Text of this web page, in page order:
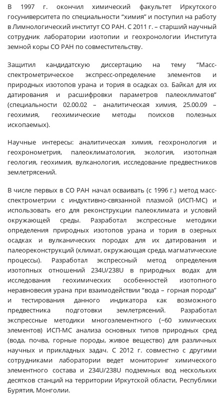
В 1997 г. окончил химический факультет Иркутского
госуниверситета по специальности “химия” и поступил на работу
в Лимнологический институт СО РАН. С 2011 г. – старший научный
сотрудник лаборатории изотопии и геохронологии Института
земной коры СО РАН по совместительству.
Защитил кандидатскую диссертацию на тему “Масс-
спектрометрическое экспресс-опреде­ление элементов и
природных изотопов урана и тория в осадках оз. Байкал для их
датирования и расшифровки параметров палеоклиматов”
(специальности 02.00.02 – аналитическая химия, 25.00.09 –
геохимия, геохимические методы поисков полезных
ископаемых).
Научные интересы: аналитическая химия, геохронология и
геохронометрия, палеоклиматология, экология, изотопная
геология, геохимия, вулканология, исследование предвестников
землетрясений.
В числе первых в СО РАН начал осваивать (с 1996 г.) метод масс-
спектрометрии с индуктивно-связанной плазмой (ИСП-МС) и
использовать его для реконструкции палеоклимата и условий
окружающей среды. Разработал экспрессные методики
определения природных изотопов урана и тория в озерных
осадках и вулканических породах для их датирования и
палеореконструкций (климат, окружающая среда, магматические
процессы). Разработал экспрессный метод определения
изотопных отношений 234U/238U в природных водах для
исследования геохимических особенностей изотопного
неравновесия урана при взаимодействии “вода – горная порода”
и тестирования данного индикатора как возможного
предвестника подготовки землетрясений. Разработал
экспрессные методики многоэлементного (~60 химических
элементов) ИСП-МС анализа основных типов природных сред
(вода, почва, горные породы, живое вещество) для различных
научных и прикладных задач. С 2012 г. совместно с другими
сотрудниками лаборатории ведет мониторинг химического
элементного состава и 234U/238U подземных вод нескольких
десятков станций на территории Иркутской области, Республики
Бурятия, Монголии.